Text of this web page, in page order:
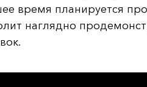
время планируется
наглядно